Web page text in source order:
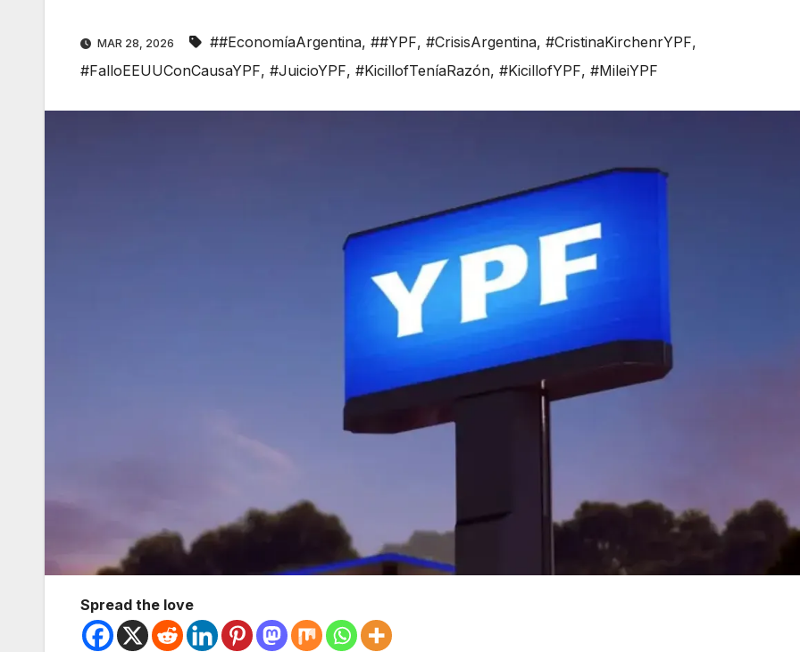
MAR 28, 2026 ##EconomíaArgentina, ##YPF, #CrisisArgentina, #CristinaKirchenrYPF,
#FalloEEUUConCausaYPF, #JuicioYPF, #KicillofTeníaRazón, #KicillofYPF, #MileiYPF
Spread the love